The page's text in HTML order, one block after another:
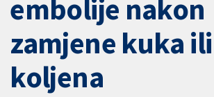
embolije nakon
zamjene kuka ili
koljena